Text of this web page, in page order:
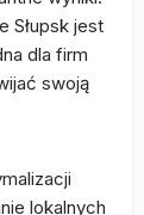
Słupsk jest
dla firm
swoją
lokalnych